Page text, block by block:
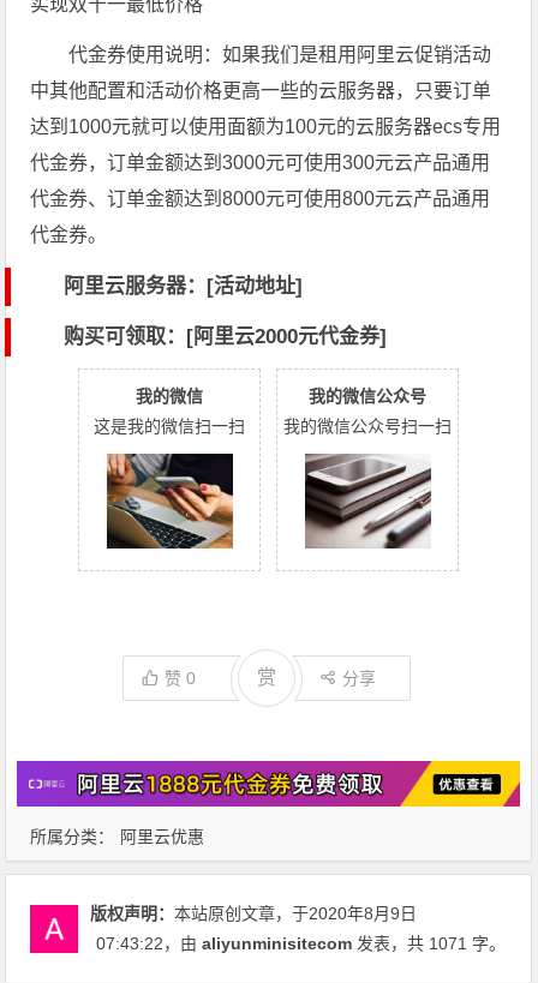
代金券使用说明：如果我们是租用阿里云促销活动
中其他配置和活动价格更高一些的云服务器，只要订单
达到1000元就可以使用面额为100元的云服务器ecs专用
代金券，订单金额达到3000元可使用300元云产品通用
代金券、订单金额达到8000元可使用800元云产品通用
代金券。
阿里云服务器：[活动地址]
购买可领取：[阿里云2000元代金券]
我的微信
这是我的微信扫一扫
我的微信公众号
我的微信公众号扫一扫
赞0 赏 分享
所属分类： 阿里云优惠
版权声明：本站原创文章，于2020年8月9日
07:43:22，由aliyunminisitecom 发表，共 1071 字。